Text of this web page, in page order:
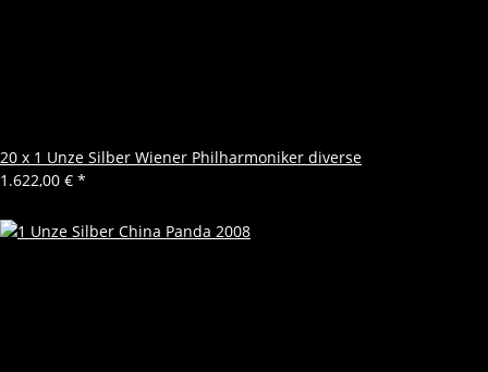
20 x 1 Unze Silber Wiener Philharmoniker diverse
1.622,00 € *